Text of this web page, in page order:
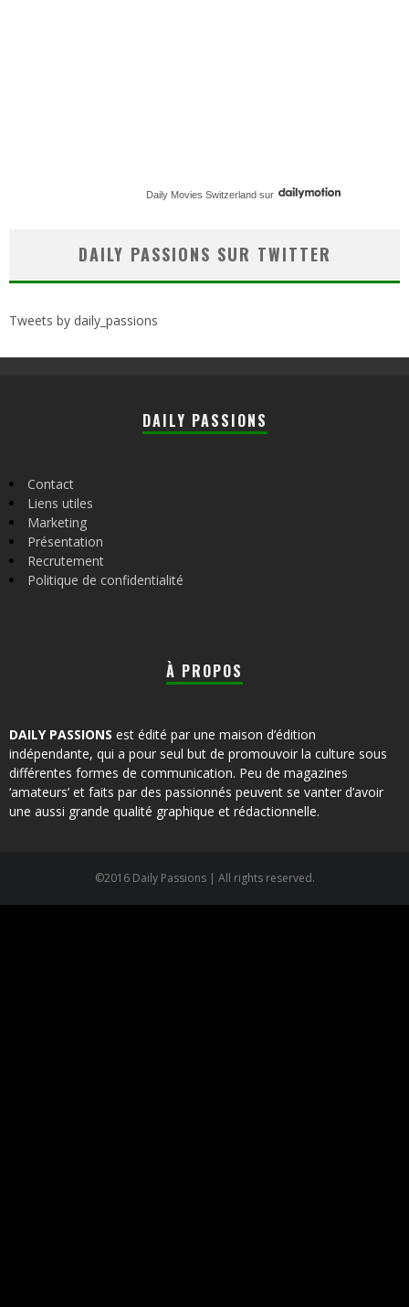
Daily Movies Switzerland sur
DAILY PASSIONS SUR TWITTER
Tweets by daily_passions
DAILY PASSIONS
Contact
Liens utiles
Marketing
Présentation
Recrutement
Politique de confidentialité
À PROPOS
DAILY PASSIONS est édité par une maison d’édition
indépendante, qui a pour seul but de promouvoir la culture sous
différentes formes de communication. Peu de magazines
‘amateurs’ et faits par des passionnés peuvent se vanter d’avoir
une aussi grande qualité graphique et rédactionnelle.
©2016 Daily Passions | All rights reserved.